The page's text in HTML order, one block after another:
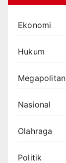
Ekonomi
Hukum
Megapolitan
Nasional
Olahraga
Politik